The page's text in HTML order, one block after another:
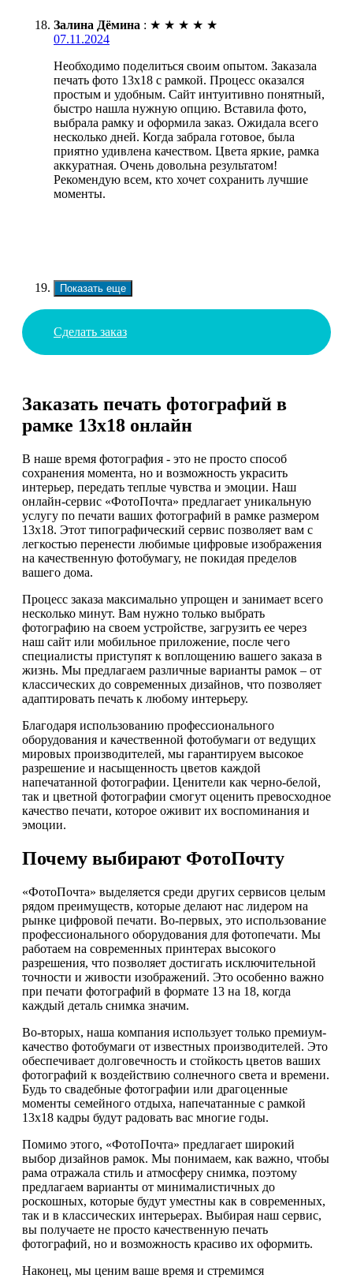
Залина Дёмина : ★ ★ ★ ★ ★
07.11.2024
Необходимо поделиться своим опытом. Заказала
печать фото 13х18 с рамкой. Процесс оказался
простым и удобным. Сайт интуитивно понятный,
быстро нашла нужную опцию. Вставила фото,
выбрала рамку и оформила заказ. Ожидала всего
несколько дней. Когда забрала готовое, была
приятно удивлена качеством. Цвета яркие, рамка
аккуратная. Очень довольна результатом!
Рекомендую всем, кто хочет сохранить лучшие
моменты.
Показать еще
Сделать заказ
Заказать печать фотографий в
рамке 13х18 онлайн
В наше время фотография - это не просто способ
сохранения момента, но и возможность украсить
интерьер, передать теплые чувства и эмоции. Наш
онлайн-сервис «ФотоПочта» предлагает уникальную
услугу по печати ваших фотографий в рамке размером
13х18. Этот типографический сервис позволяет вам с
легкостью перенести любимые цифровые изображения
на качественную фотобумагу, не покидая пределов
вашего дома.
Процесс заказа максимально упрощен и занимает всего
несколько минут. Вам нужно только выбрать
фотографию на своем устройстве, загрузить ее через
наш сайт или мобильное приложение, после чего
специалисты приступят к воплощению вашего заказа в
жизнь. Мы предлагаем различные варианты рамок – от
классических до современных дизайнов, что позволяет
адаптировать печать к любому интерьеру.
Благодаря использованию профессионального
оборудования и качественной фотобумаги от ведущих
мировых производителей, мы гарантируем высокое
разрешение и насыщенность цветов каждой
напечатанной фотографии. Ценители как черно-белой,
так и цветной фотографии смогут оценить превосходное
качество печати, которое оживит их воспоминания и
эмоции.
Почему выбирают ФотоПочту
«ФотоПочта» выделяется среди других сервисов целым
рядом преимуществ, которые делают нас лидером на
рынке цифровой печати. Во-первых, это использование
профессионального оборудования для фотопечати. Мы
работаем на современных принтерах высокого
разрешения, что позволяет достигать исключительной
точности и живости изображений. Это особенно важно
при печати фотографий в формате 13 на 18, когда
каждый деталь снимка значим.
Во-вторых, наша компания использует только премиум-
качество фотобумаги от известных производителей. Это
обеспечивает долговечность и стойкость цветов ваших
фотографий к воздействию солнечного света и времени.
Будь то свадебные фотографии или драгоценные
моменты семейного отдыха, напечатанные с рамкой
13х18 кадры будут радовать вас многие годы.
Помимо этого, «ФотоПочта» предлагает широкий
выбор дизайнов рамок. Мы понимаем, как важно, чтобы
рама отражала стиль и атмосферу снимка, поэтому
предлагаем варианты от минималистичных до
роскошных, которые будут уместны как в современных,
так и в классических интерьерах. Выбирая наш сервис,
вы получаете не просто качественную печать
фотографий, но и возможность красиво их оформить.
Наконец, мы ценим ваше время и стремимся